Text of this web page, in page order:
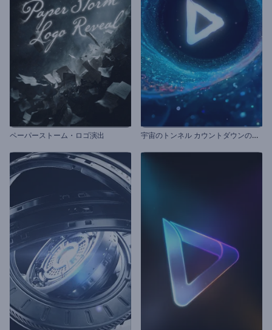
ペーパーストーム・ロゴ演出 宇
宙のトンネル カウントダウンのイントロ